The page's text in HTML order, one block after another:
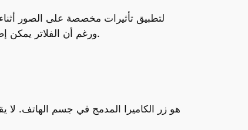
ورغم أن الفلاتر يمكن إضافتها لاحقاً، فإن استخدام الأنماط الفوتوغرافية يمنحك تحكماً لحظياً في الألوان والتباين دون التأثير على جودة الصورة.